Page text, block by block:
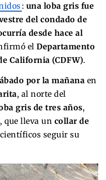
: una loba gris fue
del condado de
desde hace al
el Departamento
California (CDFW).
por la mañana en
, al norte del
gris de tres años,
, que lleva un collar de
seguir su